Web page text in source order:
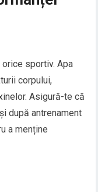
sportiv. Apa
corpului,
Asigură-te că
după antrenament
a menține